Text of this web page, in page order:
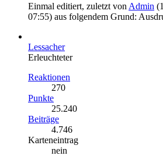
Einmal editiert, zuletzt von Admin (
07:55) aus folgendem Grund:
Lessacher
Erleuchteter
Reaktionen
270
Punkte
25.240
Beiträge
4.746
Karteneintrag
nein